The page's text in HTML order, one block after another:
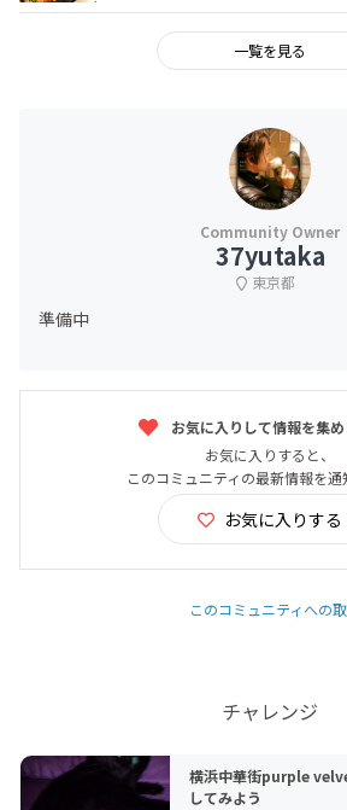
一覧を見る
37yutaka
東京都
準備中
お気に入りして情報を集
お気に入りすると、
このコミュニティの最新情報を通
お気に入りする
このコミュニティへの
チャレンジ
横浜中華街purple
してみよう